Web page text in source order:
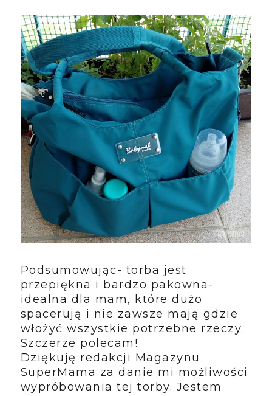
Podsumowując- torba jest
przepiękna i bardzo pakowna-
idealna dla mam, które dużo
spacerują i nie zawsze mają gdzie
włożyć wszystkie potrzebne rzeczy.
Szczerze polecam!
Dziękuję redakcji Magazynu
SuperMama za danie mi możliwości
wypróbowania tej torby. Jestem